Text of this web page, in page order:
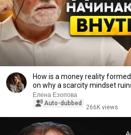
How is a money reality
on why a scarcity mindset
Елена Езопова
Auto-dubbed
266K views